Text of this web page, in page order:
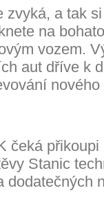
zvyká, a tak
na
vozem.
aut dříve k
čeká
Stanic
dodatečných